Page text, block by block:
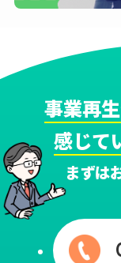
事業再
感じて
まずは